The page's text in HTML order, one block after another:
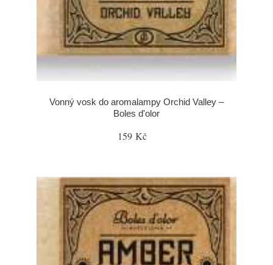
Vonný vosk do aromalampy Orchid Valley –
Boles d'olor
159 Kč